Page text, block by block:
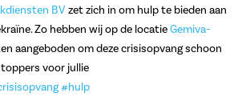
BVzet zich in om hulp te bieden aan
Zo hebben wij op de locatieGemiva-
aangeboden om deze crisisopvang schoon
voor jullie
#hulp